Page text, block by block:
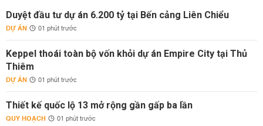
Duyệt đầu tư dự án 6.200 tỷ tại Bến cảng Liên Chiểu
DỰ ÁN 01 phút trước
Keppel thoái toàn bộ vốn khỏi dự án Empire City tại Thủ
Thiêm
DỰ ÁN 01 phút trước
Thiết kế quốc lộ 13 mở rộng gần gấp ba lần
QUY HOẠCH 01 phút trước